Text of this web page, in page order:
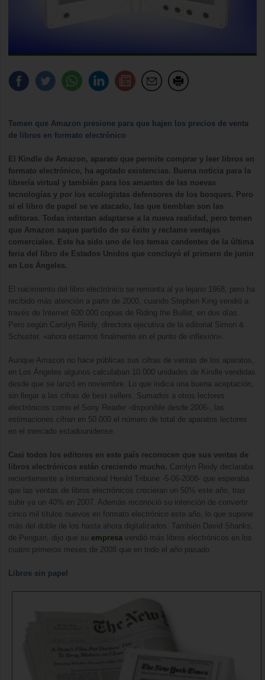
Temen que Amazon presione para que bajen los precios de venta
de libros en formato electrónico
El Kindle de Amazon, aparato que permite comprar y leer libros en
formato electrónico, ha agotado existencias. Buena noticia para la
librería virtual y también para los amantes de las nuevas
tecnologías y por los ecologistas defensores de los bosques. Pero
si el libro de papel se ve atacado, las que tiemblan son las
editoras. Todas intentan adaptarse a la nueva realidad, pero temen
que Amazon saque partido de su éxito y reclame ventajas
comerciales. Este ha sido uno de los temas candentes de la última
feria del libro de Estados Unidos que concluyó el primero de junio
en Los Ángeles.
El nacimiento del libro electrónico se remonta al ya lejano 1968, pero ha
recibido más atención a partir de 2000, cuando Stephen King vendió a
través de Internet 600.000 copias de Riding the Bullet, en dos días.
Pero según Carolyn Reidy, directora ejecutiva de la editorial Simon &
Schuster, «ahora estamos finalmente en el punto de inflexión».
Aunque Amazon no hace públicas sus cifras de ventas de los aparatos,
en Los Ángeles algunos calculaban 10.000 unidades de Kindle vendidas
desde que se lanzó en noviembre. Lo que indica una buena aceptación,
sin llegar a las cifras de best sellers. Sumados a otros lectores
electrónicos como el Sony Reader -disponible desde 2006-, las
estimaciones cifran en 50.000 el número de total de aparatos lectores
en el mercado estadounidense.
Casi todos los editores en este país reconocen que sus ventas de
libros electrónicos están creciendo mucho. Carolyn Reidy declaraba
recientemente a International Herald Tribune -5-06-2008- que esperaba
que las ventas de libros electrónicos crecieran un 50% este año, tras
subir ya un 40% en 2007. Además reconoció su intención de convertir
cinco mil títulos nuevos en formato electrónico este año, lo que supone
más del doble de los hasta ahora digitalizados. También David Shanks,
de Penguin, dijo que su empresa vendió más libros electrónicos en los
cuatro primeros meses de 2008 que en todo el año pasado.
Libros sin papel